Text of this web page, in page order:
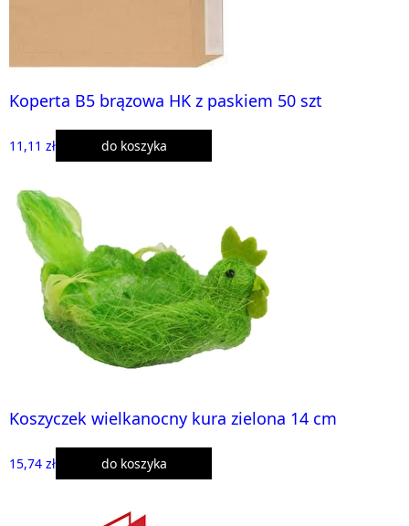
Koperta B5 brązowa HK z paskiem 50 szt
11,11 zł do koszyka
Koszyczek wielkanocny kura zielona 14 cm
15,74 zł do koszyka